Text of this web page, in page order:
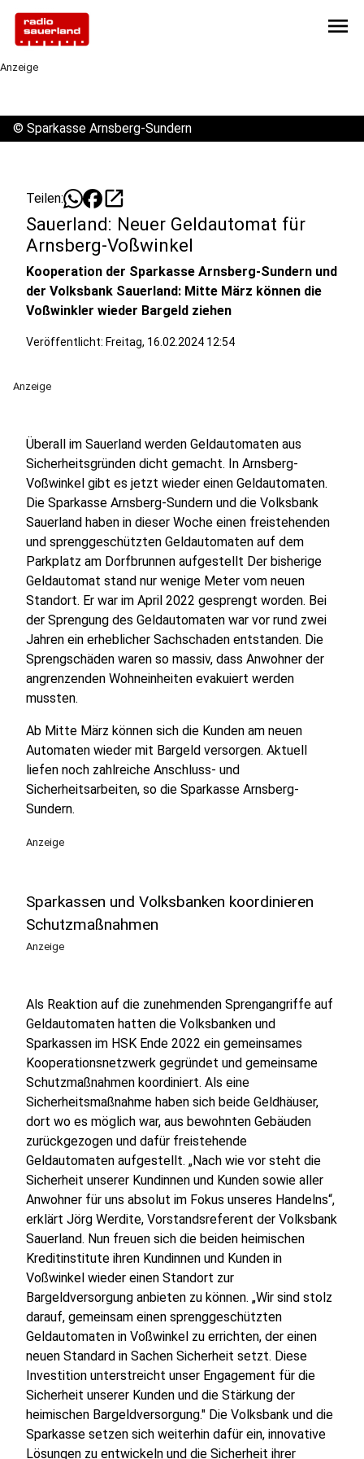
menu
Anzeige
© Sparkasse Arnsberg-Sundern
Teilen: open_in_new
Sauerland: Neuer Geldautomat für
Arnsberg-Voßwinkel
Kooperation der Sparkasse Arnsberg-Sundern und
der Volksbank Sauerland: Mitte März können die
Voßwinkler wieder Bargeld ziehen
Veröffentlicht: Freitag, 16.02.2024 12:54
Anzeige
Überall im Sauerland werden Geldautomaten aus
Sicherheitsgründen dicht gemacht. In Arnsberg-
Voßwinkel gibt es jetzt wieder einen Geldautomaten.
Die Sparkasse Arnsberg-Sundern und die Volksbank
Sauerland haben in dieser Woche einen freistehenden
und sprenggeschützten Geldautomaten auf dem
Parkplatz am Dorfbrunnen aufgestellt Der bisherige
Geldautomat stand nur wenige Meter vom neuen
Standort. Er war im April 2022 gesprengt worden. Bei
der Sprengung des Geldautomaten war vor rund zwei
Jahren ein erheblicher Sachschaden entstanden. Die
Sprengschäden waren so massiv, dass Anwohner der
angrenzenden Wohneinheiten evakuiert werden
mussten.
Ab Mitte März können sich die Kunden am neuen
Automaten wieder mit Bargeld versorgen. Aktuell
liefen noch zahlreiche Anschluss- und
Sicherheitsarbeiten, so die Sparkasse Arnsberg-
Sundern.
Anzeige
Sparkassen und Volksbanken koordinieren
Schutzmaßnahmen
Anzeige
Als Reaktion auf die zunehmenden Sprengangriffe auf
Geldautomaten hatten die Volksbanken und
Sparkassen im HSK Ende 2022 ein gemeinsames
Kooperationsnetzwerk gegründet und gemeinsame
Schutzmaßnahmen koordiniert. Als eine
Sicherheitsmaßnahme haben sich beide Geldhäuser,
dort wo es möglich war, aus bewohnten Gebäuden
zurückgezogen und dafür freistehende
Geldautomaten aufgestellt. „Nach wie vor steht die
Sicherheit unserer Kundinnen und Kunden sowie aller
Anwohner für uns absolut im Fokus unseres Handelns“,
erklärt Jörg Werdite, Vorstandsreferent der Volksbank
Sauerland. Nun freuen sich die beiden heimischen
Kreditinstitute ihren Kundinnen und Kunden in
Voßwinkel wieder einen Standort zur
Bargeldversorgung anbieten zu können. „Wir sind stolz
darauf, gemeinsam einen sprenggeschützten
Geldautomaten in Voßwinkel zu errichten, der einen
neuen Standard in Sachen Sicherheit setzt. Diese
Investition unterstreicht unser Engagement für die
Sicherheit unserer Kunden und die Stärkung der
heimischen Bargeldversorgung." Die Volksbank und die
Sparkasse setzen sich weiterhin dafür ein, innovative
Lösungen zu entwickeln und die Sicherheit ihrer